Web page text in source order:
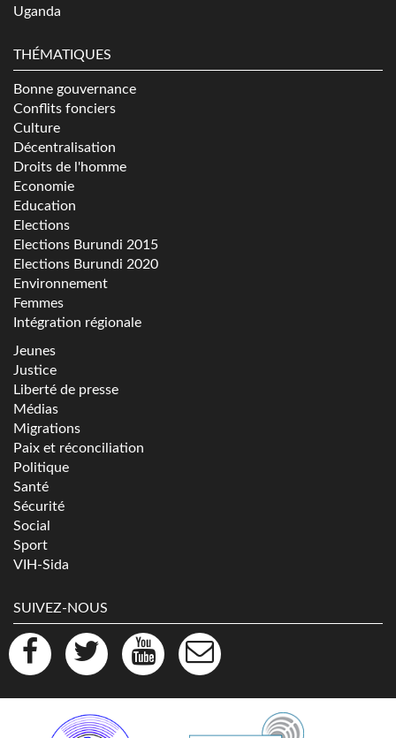
Uganda
THÉMATIQUES
Bonne gouvernance
Conflits fonciers
Culture
Décentralisation
Droits de l'homme
Economie
Education
Elections
Elections Burundi 2015
Elections Burundi 2020
Environnement
Femmes
Intégration régionale
Jeunes
Justice
Liberté de presse
Médias
Migrations
Paix et réconciliation
Politique
Santé
Sécurité
Social
Sport
VIH-Sida
SUIVEZ-NOUS